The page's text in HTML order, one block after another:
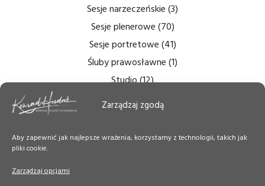
Zarządzaj zgodą
Aby zapewnić jak najlepsze wrażenia, korzystamy z technologii, takich jak
pliki cookie.
Zarządzaj opcjami
Sesje narzeczeńskie(3)
Sesje plenerowe(70)
Sesje portretowe(41)
Śluby prawosławne(1)
Studio(12)
Zdjęcia bezcieniowe
Zdjęcia ślubne(14)